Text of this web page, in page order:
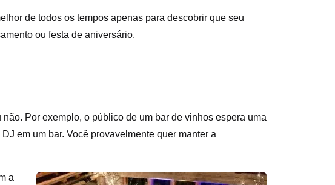
de todos os tempos apenas para descobrir que seu
ou festa de aniversário.
Por exemplo, o público de um bar de vinhos espera uma
em um bar. Você provavelmente quer manter a
a